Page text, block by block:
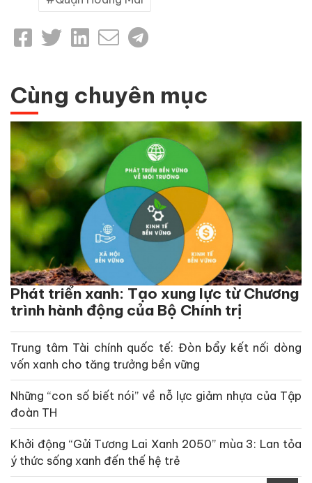
Cùng chuyên mục
Phát triển xanh: Tạo xung lực từ Chương
trình hành động của Bộ Chính trị
Trung tâm Tài chính quốc tế: Đòn bẩy kết nối dòng
vốn xanh cho tăng trưởng bền vững
Những “con số biết nói” về nỗ lực giảm nhựa của Tập
đoàn TH
Khởi động “Gửi Tương Lai Xanh 2050” mùa 3: Lan tỏa
ý thức sống xanh đến thế hệ trẻ